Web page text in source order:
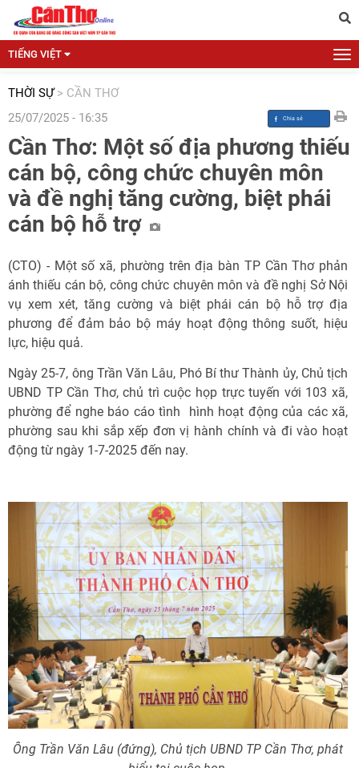
TIẾNG VIỆT
THỜI SỰ > CẦN THƠ
25/07/2025 - 16:35
Cần Thơ: Một số địa phương thiếu
cán bộ, công chức chuyên môn
và đề nghị tăng cường, biệt phái
cán bộ hỗ trợ
(CTO) - Một số xã, phường trên địa bàn TP Cần Thơ phản
ánh thiếu cán bộ, công chức chuyên môn và đề nghị Sở Nội
vụ xem xét, tăng cường và biệt phái cán bộ hỗ trợ địa
phương để đảm bảo bộ máy hoạt động thông suốt, hiệu
lực, hiệu quả.
Ngày 25-7, ông Trần Văn Lâu, Phó Bí thư Thành ủy, Chủ tịch
UBND TP Cần Thơ, chủ trì cuộc họp trực tuyến với 103 xã,
phường để nghe báo cáo tình hình hoạt động của các xã,
phường sau khi sắp xếp đơn vị hành chính và đi vào hoạt
động từ ngày 1-7-2025 đến nay.
Ông Trần Văn Lâu (đứng), Chủ tịch UBND TP Cần Thơ, phát